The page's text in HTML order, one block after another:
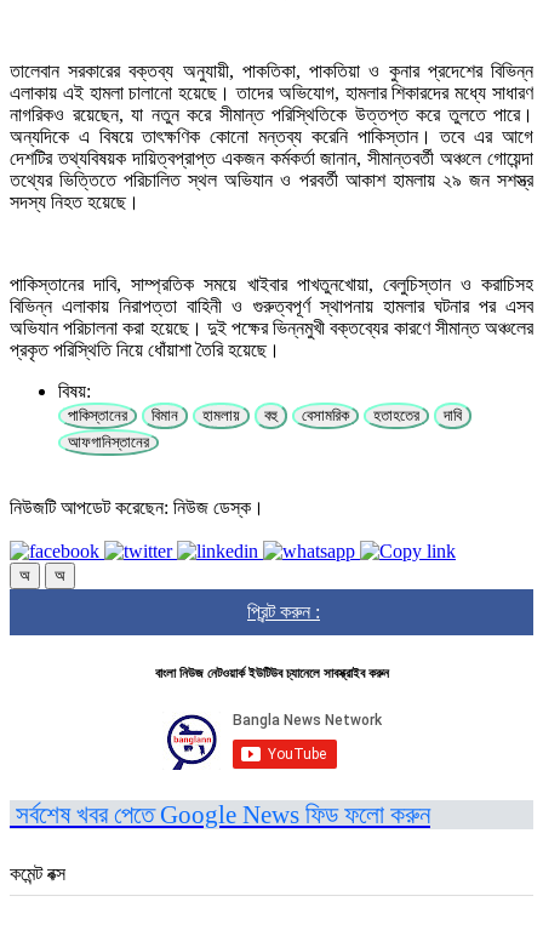
তালেবান সরকারের বক্তব্য অনুযায়ী, পাকতিকা, পাকতিয়া ও কুনার প্রদেশের বিভিন্ন
এলাকায় এই হামলা চালানো হয়েছে। তাদের অভিযোগ, হামলার শিকারদের মধ্যে সাধারণ
নাগরিকও রয়েছেন, যা নতুন করে সীমান্ত পরিস্থিতিকে উত্তপ্ত করে তুলতে পারে।
অন্যদিকে এ বিষয়ে তাৎক্ষণিক কোনো মন্তব্য করেনি পাকিস্তান। তবে এর আগে
দেশটির তথ্যবিষয়ক দায়িত্বপ্রাপ্ত একজন কর্মকর্তা জানান, সীমান্তবর্তী অঞ্চলে গোয়েন্দা
তথ্যের ভিত্তিতে পরিচালিত স্থল অভিযান ও পরবর্তী আকাশ হামলায় ২৯ জন সশস্ত্র
সদস্য নিহত হয়েছে।
পাকিস্তানের দাবি, সাম্প্রতিক সময়ে খাইবার পাখতুনখোয়া, বেলুচিস্তান ও করাচিসহ
বিভিন্ন এলাকায় নিরাপত্তা বাহিনী ও গুরুত্বপূর্ণ স্থাপনায় হামলার ঘটনার পর এসব
অভিযান পরিচালনা করা হয়েছে। দুই পক্ষের ভিন্নমুখী বক্তব্যের কারণে সীমান্ত অঞ্চলের
প্রকৃত পরিস্থিতি নিয়ে ধোঁয়াশা তৈরি হয়েছে।
বিষয়:
পাকিস্তানের বিমান হামলায় বহু বেসামরিক হতাহতের
দাবি
আফগানিস্তানের
নিউজটি আপডেট করেছেন: নিউজ ডেস্ক।
অ অ
প্রিন্ট করুন :
বাংলা নিউজ নেটওয়ার্ক ইউটিউব চ্যানেলে সাবস্ক্রাইব করুন
সর্বশেষ খবর পেতে Google News ফিড ফলো করুন
কমেন্ট বক্স